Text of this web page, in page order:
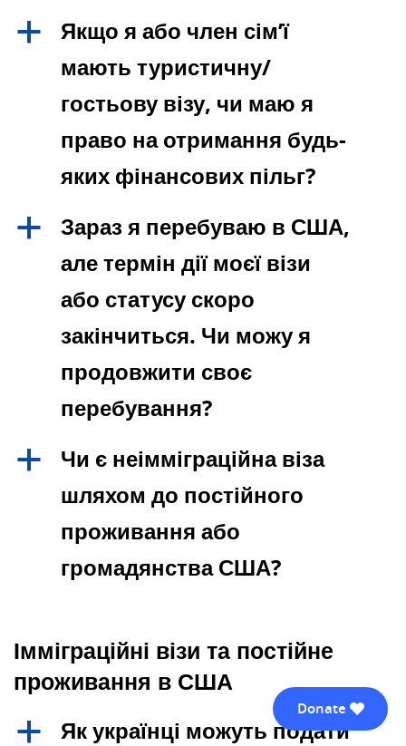
a
Якщо я або член сім’ї
мають туристичну/
гостьову візу, чи маю я
право на отримання будь-
яких фінансових пільг?
a
Зараз я перебуваю в США,
але термін дії моєї візи
або статусу скоро
закінчиться. Чи можу я
продовжити своє
перебування?
a
Чи є неімміграційна віза
шляхом до постійного
проживання або
громадянства США?
Імміграційні візи та постійне
проживання в США
a Як українці можуть подати
Donate